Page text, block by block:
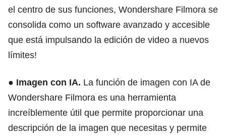
el centro de sus funciones, Wondershare Filmora se
consolida como un software avanzado y accesible
que está impulsando la edición de video a nuevos
límites!
● Imagen con IA. La función de imagen con IA de
Wondershare Filmora es una herramienta
increíblemente útil que permite proporcionar una
descripción de la imagen que necesitas y permite